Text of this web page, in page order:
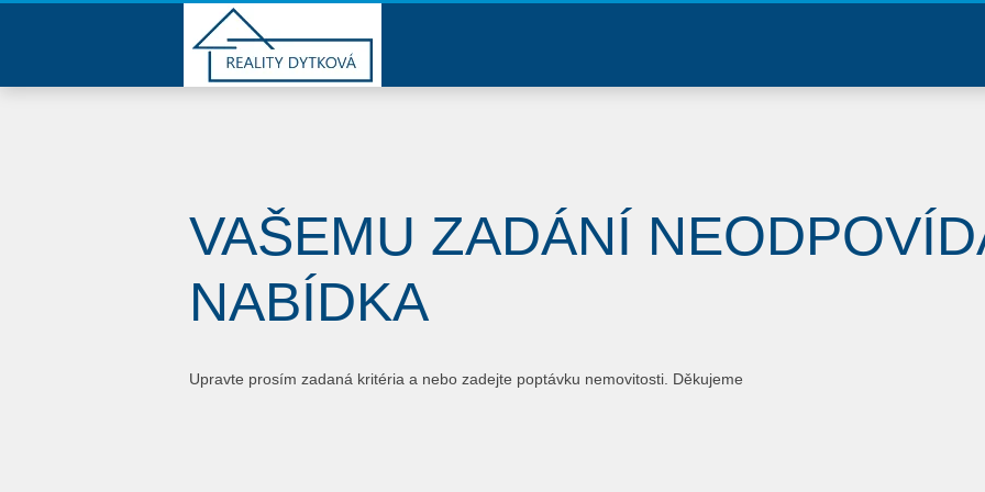
VAŠEMU ZADÁNÍ
NABÍDKA
Upravte prosím zadaná kritéria a nebo zadejte poptávku nemovitosti. Děkujeme